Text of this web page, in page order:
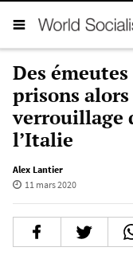
Des
prisons
verrouillage
l’Italie
Alex Lantier
11 mars 2020